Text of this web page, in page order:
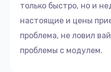
только быстро, но и
настоящие и цены
проблема, не ловил
проблемы с модулем.